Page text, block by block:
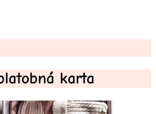
karta